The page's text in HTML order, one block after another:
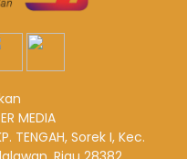
MEDIA
TENGAH, Sorek I, Kec.